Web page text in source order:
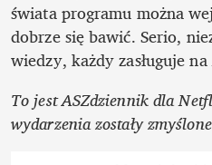
świata programu można
dobrze się bawić. Serio,
wiedzy, każdy zasługuje na
To jest ASZdziennik dla
wydarzenia zostały